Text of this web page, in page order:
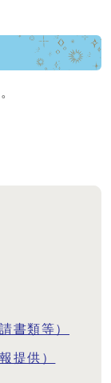
類等）
提供）